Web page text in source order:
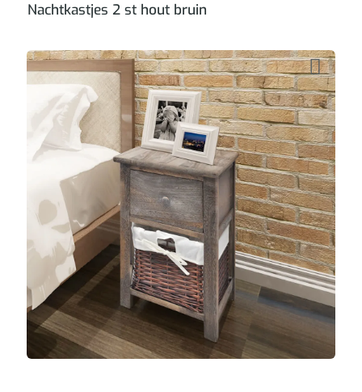
Nachtkastjes 2 st hout bruin